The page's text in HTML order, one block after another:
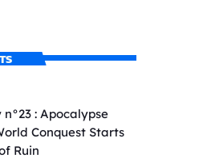
: Apocalypse
Conquest Starts
Ruin